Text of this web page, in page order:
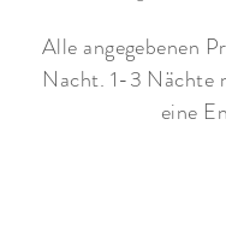
Alle angegebenen
Nacht. 1-3 Nächte
eine